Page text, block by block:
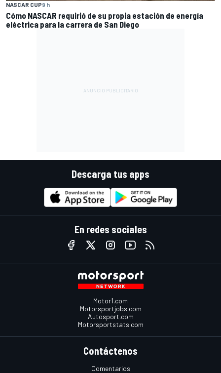
NASCAR CUP9 h
Cómo NASCAR requirió de su propia estación de energía
eléctrica para la carrera de San Diego
Descarga tus apps
En redes sociales
Motor1.com
Motorsportjobs.com
Autosport.com
Motorsportstats.com
Contáctenos
Comentarios